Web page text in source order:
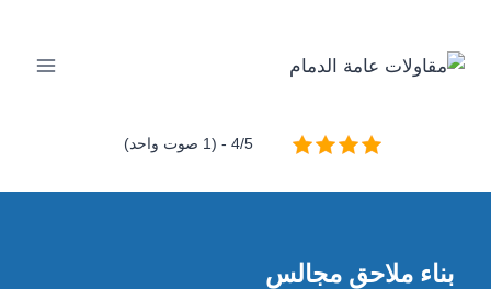
المحتوى
4/5 - (1 صوت واحد)
بناء ملاحق مجالس